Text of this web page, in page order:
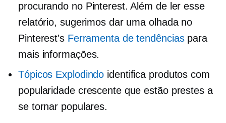
procurando no Pinterest. Além de ler esse
relatório, sugerimos dar uma olhada no
Pinterest's Ferramenta de tendênciaspara
mais informações.
Tópicos Explodindo identifica produtos com
popularidade crescente que estão prestes a
se tornar populares.